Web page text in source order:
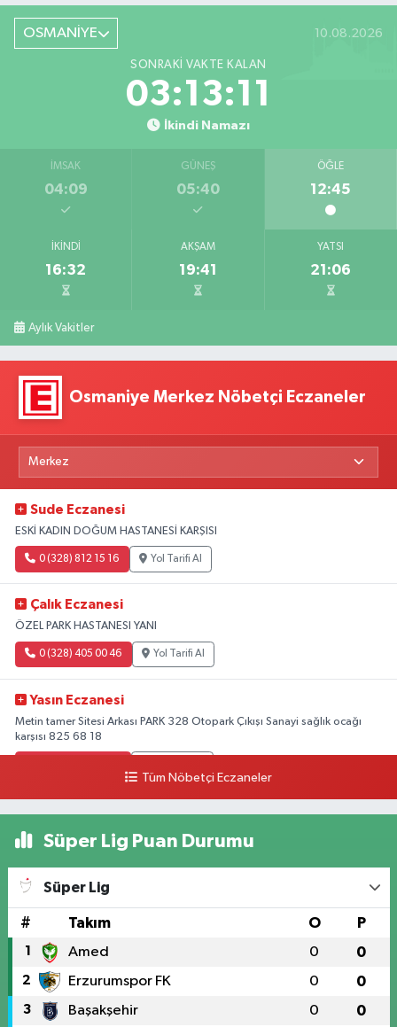
OSMANİYE 10.08.2026
SONRAKI VAKTE KALAN
03:13:10
İkindi Namazı
İMSAK
04:09
GÜNEŞ
05:40
ÖĞLE
12:45
İKINDI
16:32
AKŞAM
19:41
YATSI
21:06
Aylık Vakitler
Osmaniye Merkez Nöbetçi Eczaneler
Sude Eczanesi
ESKİ KADIN DOĞUM HASTANESİ KARŞISI
0 (328) 812 15 16 Yol Tarifi Al
Çalık Eczanesi
ÖZEL PARK HASTANESI YANI
0 (328) 405 00 46 Yol Tarifi Al
Yasın Eczanesi
Metin tamer Sitesi Arkası PARK 328 Otopark Çıkışı Sanayi sağlık ocağı
karşısı 825 68 18
Tüm Nöbetçi Eczaneler
Süper Lig Puan Durumu
Süper Lig
# Takım O P
1 Amed 0 0
2 Erzurumspor FK 0 0
3 Başakşehir 0 0